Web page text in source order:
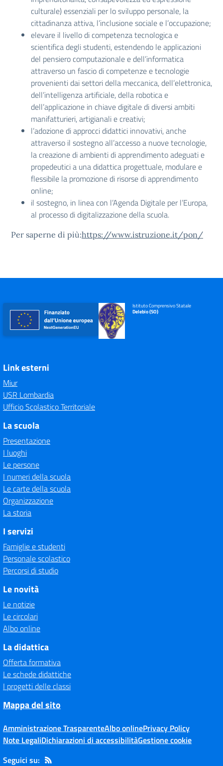
culturale) essenziali per lo sviluppo personale, la
cittadinanza attiva, l’inclusione sociale e l’occupazione;
elevare il livello di competenza tecnologica e
scientifica degli studenti, estendendo le applicazioni
del pensiero computazionale e dell’informatica
attraverso un fascio di competenze e tecnologie
provenienti dai settori della meccanica, dell’elettronica,
dell’intelligenza artificiale, della robotica e
dell’applicazione in chiave digitale di diversi ambiti
manifatturieri, artigianali e creativi;
l’adozione di approcci didattici innovativi, anche
attraverso il sostegno all’accesso a nuove tecnologie,
la creazione di ambienti di apprendimento adeguati e
propedeutici a una didattica progettuale, modulare e
flessibile la promozione di risorse di apprendimento
online;
il sostegno, in linea con l’Agenda Digitale per l’Europa,
al processo di digitalizzazione della scuola.
Per saperne di più:https://www.istruzione.it/pon/
Istituto Comprensivo Statale
Delebio (SO)
Link esterni
Miur
USR Lombardia
Ufficio Scolastico Territoriale
La scuola
Presentazione
I luoghi
Le persone
I numeri della scuola
Le carte della scuola
Organizzazione
La storia
I servizi
Famiglie e studenti
Personale scolastico
Percorsi di studio
Le novità
Le notizie
Le circolari
Albo online
La didattica
Offerta formativa
Le schede didattiche
I progetti delle classi
Mappa del sito
Amministrazione TrasparenteAlbo onlinePrivacy Policy
Note LegaliDichiarazioni di accessibilitàGestione cookie
Seguici su: